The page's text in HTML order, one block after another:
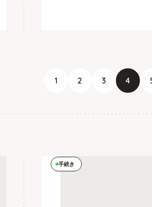
1 2 3 4
手続き